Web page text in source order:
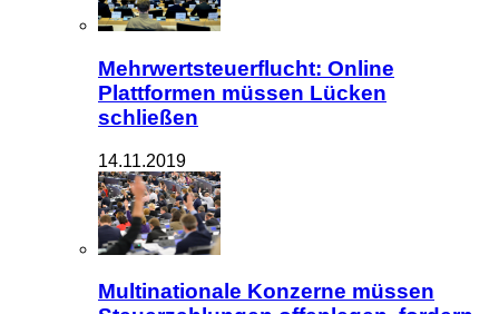
Mehrwertsteuerflucht: Online
Plattformen müssen Lücken
schließen
14.11.2019
Multinationale Konzerne müssen